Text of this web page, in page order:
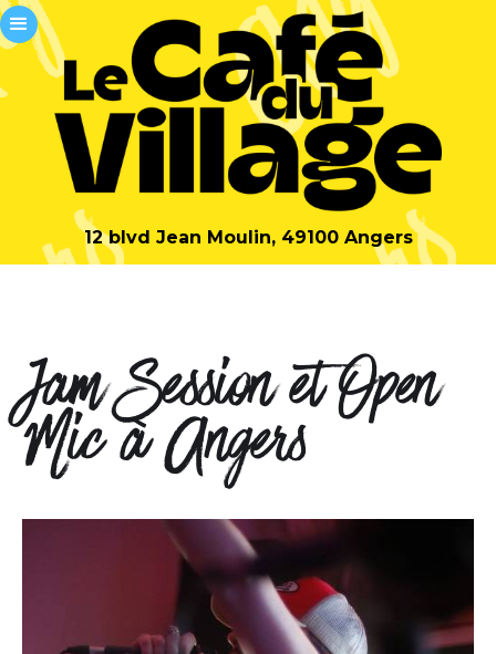
12 blvd Jean Moulin, 49100 Angers
Jam Session et Open
Mic à Angers